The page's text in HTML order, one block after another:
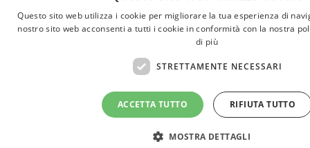
Questo sito web utilizza i cookie per migliorare la tua esperienza di
nostro sito web acconsenti a tutti i cookie in conformità con la nostra
di più
STRETTAMENTE NECESSARI
ACCETTA TUTTO RIFIUTA TUTTO
MOSTRA DETTAGLI